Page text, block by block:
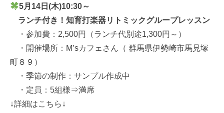
5月14日(木)10:30～
ランチ付き！知育打楽器リトミックグループレッスン
・参加費：2,500円（ランチ代別途1,300円～）
・開催場所：M’sカフェさん（ 群馬県伊勢崎市馬見塚
町８９）
・季節の制作：サンプル作成中
・定員：5組様⇒満席
↓詳細はこちら↓